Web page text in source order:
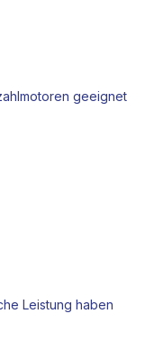
geeignet
Leistung haben